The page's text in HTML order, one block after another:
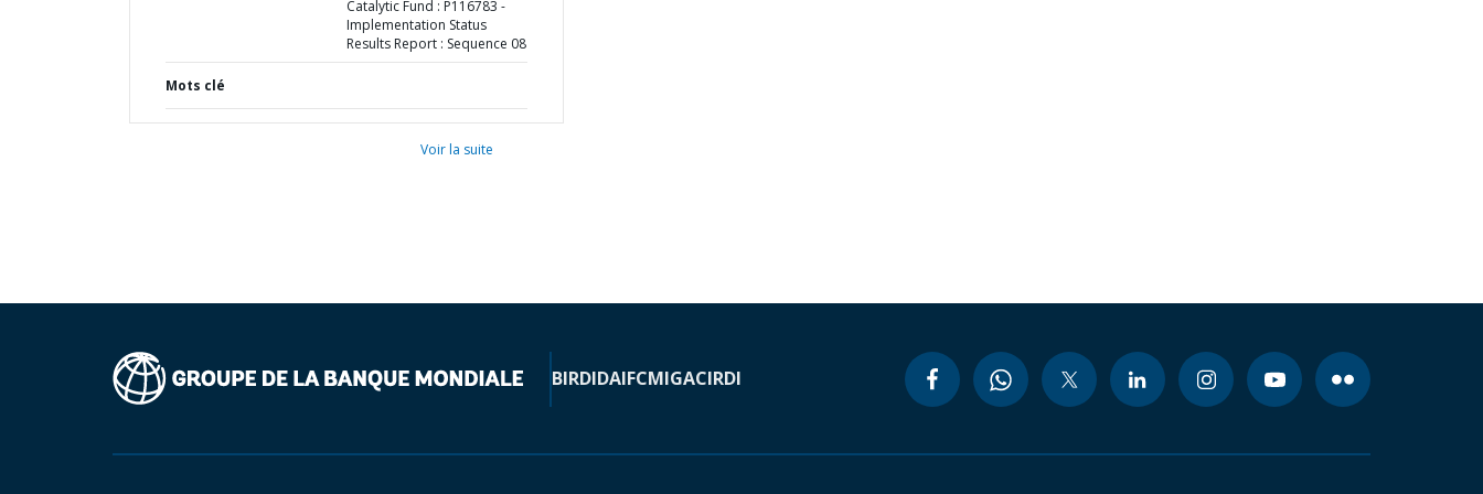
Catalytic Fund : P116783 -
Implementation Status
Results Report : Sequence 08
Mots clé
Voir la suite
BIRDIDAIFCMIGACIRDI